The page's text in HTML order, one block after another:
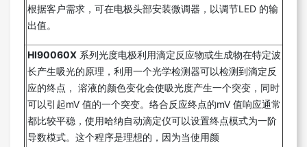
根据客户需求，可在电极头部安装微调器，以调节LED 的输
出值。
HI90060X 系列光度电极利用滴定反应物或生成物在特定波
长产生吸光的原理，利用一个光学检测器可以检测到滴定反
应的终点， 溶液的颜色变化会使吸光度产生一个突变，同时
可以引起mV 值的一个突变。络合反应终点的mV 值响应通常
都比较平稳，使用哈纳自动滴定仪可以设置终点模式为一阶
导数模式。这个程序是理想的，因为当使用颜